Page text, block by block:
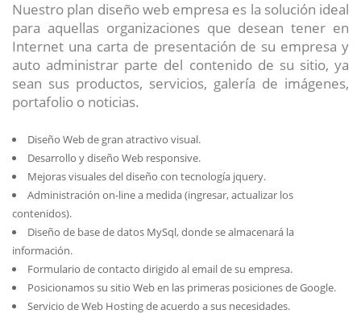
Nuestro plan diseño web empresa es la solución ideal
para aquellas organizaciones que desean tener en
Internet una carta de presentación de su empresa y
auto administrar parte del contenido de su sitio, ya
sean sus productos, servicios, galería de imágenes,
portafolio o noticias.
Diseño Web de gran atractivo visual.
Desarrollo y diseño Web responsive.
Mejoras visuales del diseño con tecnología jquery.
Administración on-line a medida (ingresar, actualizar los
contenidos).
Diseño de base de datos MySql, donde se almacenará la
información.
Formulario de contacto dirigido al email de su empresa.
Posicionamos su sitio Web en las primeras posiciones de Google.
Servicio de Web Hosting de acuerdo a sus necesidades.